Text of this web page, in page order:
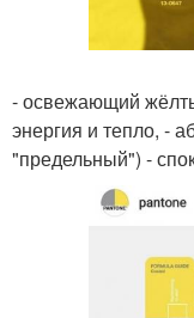
- освежающий
энергия и тепло, -
"предельный") -